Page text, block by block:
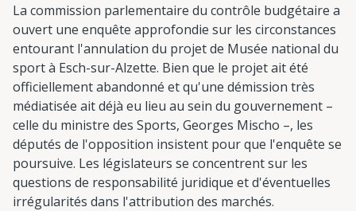
La commission parlementaire du contrôle budgétaire a
ouvert une enquête approfondie sur les circonstances
entourant l'annulation du projet de Musée national du
sport à Esch-sur-Alzette. Bien que le projet ait été
officiellement abandonné et qu'une démission très
médiatisée ait déjà eu lieu au sein du gouvernement –
celle du ministre des Sports, Georges Mischo –, les
députés de l'opposition insistent pour que l'enquête se
poursuive. Les législateurs se concentrent sur les
questions de responsabilité juridique et d'éventuelles
irrégularités dans l'attribution des marchés.